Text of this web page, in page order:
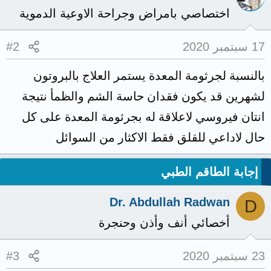
اختصاصي بامراض وجراحة الاوعية الدموية
17 سبتمبر 2020 #2
بالنسبة لجرثومة المعدة يستمر العلاج بالبروتون
لشهرين قد يكون فقدان حاسة الشم والظمأ نتيجة
انتان فيروسي لاعلاقة له بجرثومة المعدة على كل
حال لاداعي للقلق فقط الاكثار من السوائل
إجابة الطاقم الطبي
D
Dr. Abdullah Radwan
أخصائي أنف وأذن وحنجرة
23 سبتمبر 2020 #3